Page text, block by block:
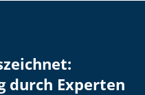
durch Experten